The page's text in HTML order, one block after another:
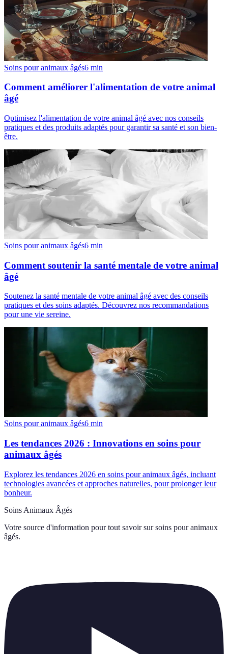
Soins pour animaux âgés6 min
Comment améliorer l'alimentation de votre animal
âgé
Optimisez l'alimentation de votre animal âgé avec nos conseils
pratiques et des produits adaptés pour garantir sa santé et son bien-
être.
Soins pour animaux âgés6 min
Comment soutenir la santé mentale de votre animal
âgé
Soutenez la santé mentale de votre animal âgé avec des conseils
pratiques et des soins adaptés. Découvrez nos recommandations
pour une vie sereine.
Soins pour animaux âgés6 min
Les tendances 2026 : Innovations en soins pour
animaux âgés
Explorez les tendances 2026 en soins pour animaux âgés, incluant
technologies avancées et approches naturelles, pour prolonger leur
bonheur.
Soins Animaux Âgés
Votre source d'information pour tout savoir sur soins pour animaux
âgés.